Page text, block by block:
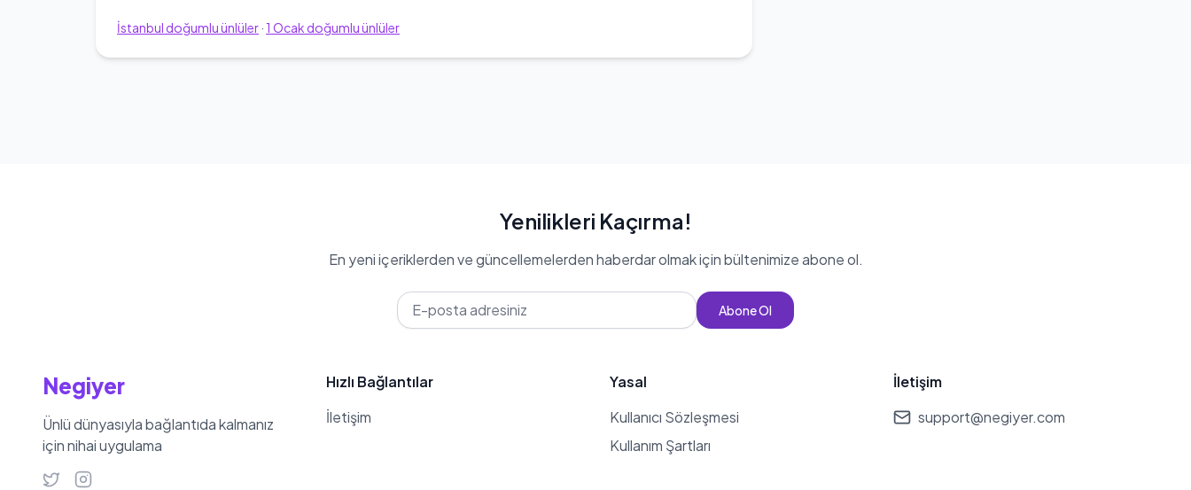
İstanbul doğumlu ünlüler· 1 Ocak doğumlu ünlüler
Yenilikleri Kaçırma!
En yeni içeriklerden ve güncellemelerden haberdar olmak için bültenimize abone ol.
Abone Ol
Negiyer
Ünlü dünyasıyla bağlantıda kalmanız
için nihai uygulama
Hızlı Bağlantılar
İletişim
Yasal
Kullanıcı Sözleşmesi
Kullanım Şartları
İletişim
support@negiyer.com